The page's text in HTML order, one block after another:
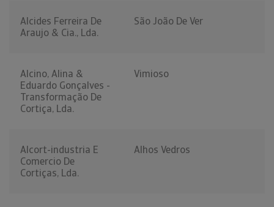
Alcides Ferreira De
Araujo & Cia., Lda.
São João De Ver
Alcino, Alina &
Eduardo Gonçalves -
Transformação De
Cortiça, Lda.
Vimioso
Alcort-industria E
Comercio De
Cortiças, Lda.
Alhos Vedros